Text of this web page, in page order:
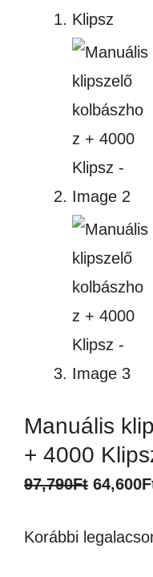
Manuális
+ 4000
97,790Ft Original
was:
64,600
Korábbi